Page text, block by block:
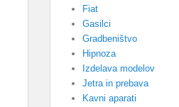
Fiat
Gasilci
Gradbeništvo
Hipnoza
Izdelava modelov
Jetra in prebava
Kavni aparati